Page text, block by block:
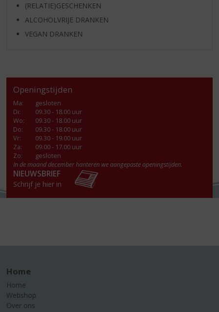
(RELATIE)GESCHENKEN
ALCOHOLVRIJE DRANKEN
VEGAN DRANKEN
Openingstijden
Ma:
gesloten
Di:
09.30 - 18.00 uur
Wo:
09.30 - 18.00 uur
Do:
09.30 - 18.00 uur
Vr:
09.30 - 19.00 uur
Za:
09.00 - 17.00 uur
Zo:
gesloten
In de maand december hanteren we aangepaste openingstijden.
NIEUWSBRIEF
Schrijf je hier in
Home
Home
Webshop
Over ons